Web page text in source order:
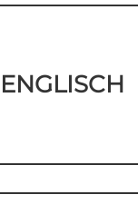
ENGLISCH